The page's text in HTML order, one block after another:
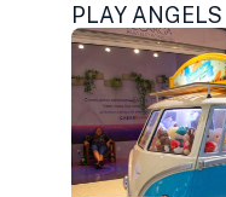
PLAY ANGELS